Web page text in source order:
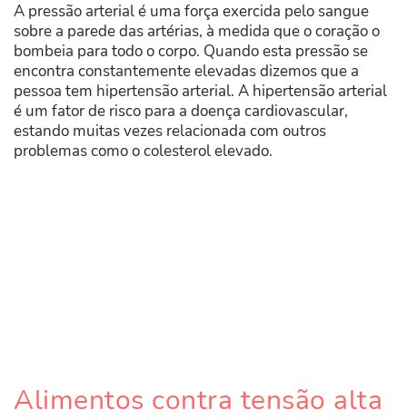
A pressão arterial é uma força exercida pelo sangue
sobre a parede das artérias, à medida que o coração o
bombeia para todo o corpo. Quando esta pressão se
encontra constantemente elevadas dizemos que a
pessoa tem hipertensão arterial. A hipertensão arterial
é um fator de risco para a doença cardiovascular,
estando muitas vezes relacionada com outros
problemas como o colesterol elevado.
Alimentos contra tensão alta